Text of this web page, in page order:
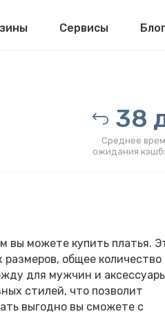
Сервисы
38
Среднее
ожидания
вы можете купить платья.
размеров, общее количество
для мужчин и
стилей, что позволит
выгодно вы сможете с